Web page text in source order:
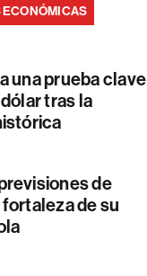
una prueba clave
tras la
de
de su